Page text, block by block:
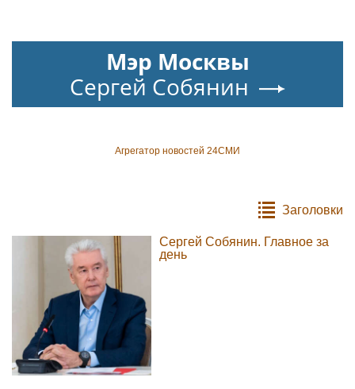
Мэр Москвы
Сергей Собянин
Агрегатор новостей 24СМИ
Заголовки
Сергей Собянин. Главное за
день